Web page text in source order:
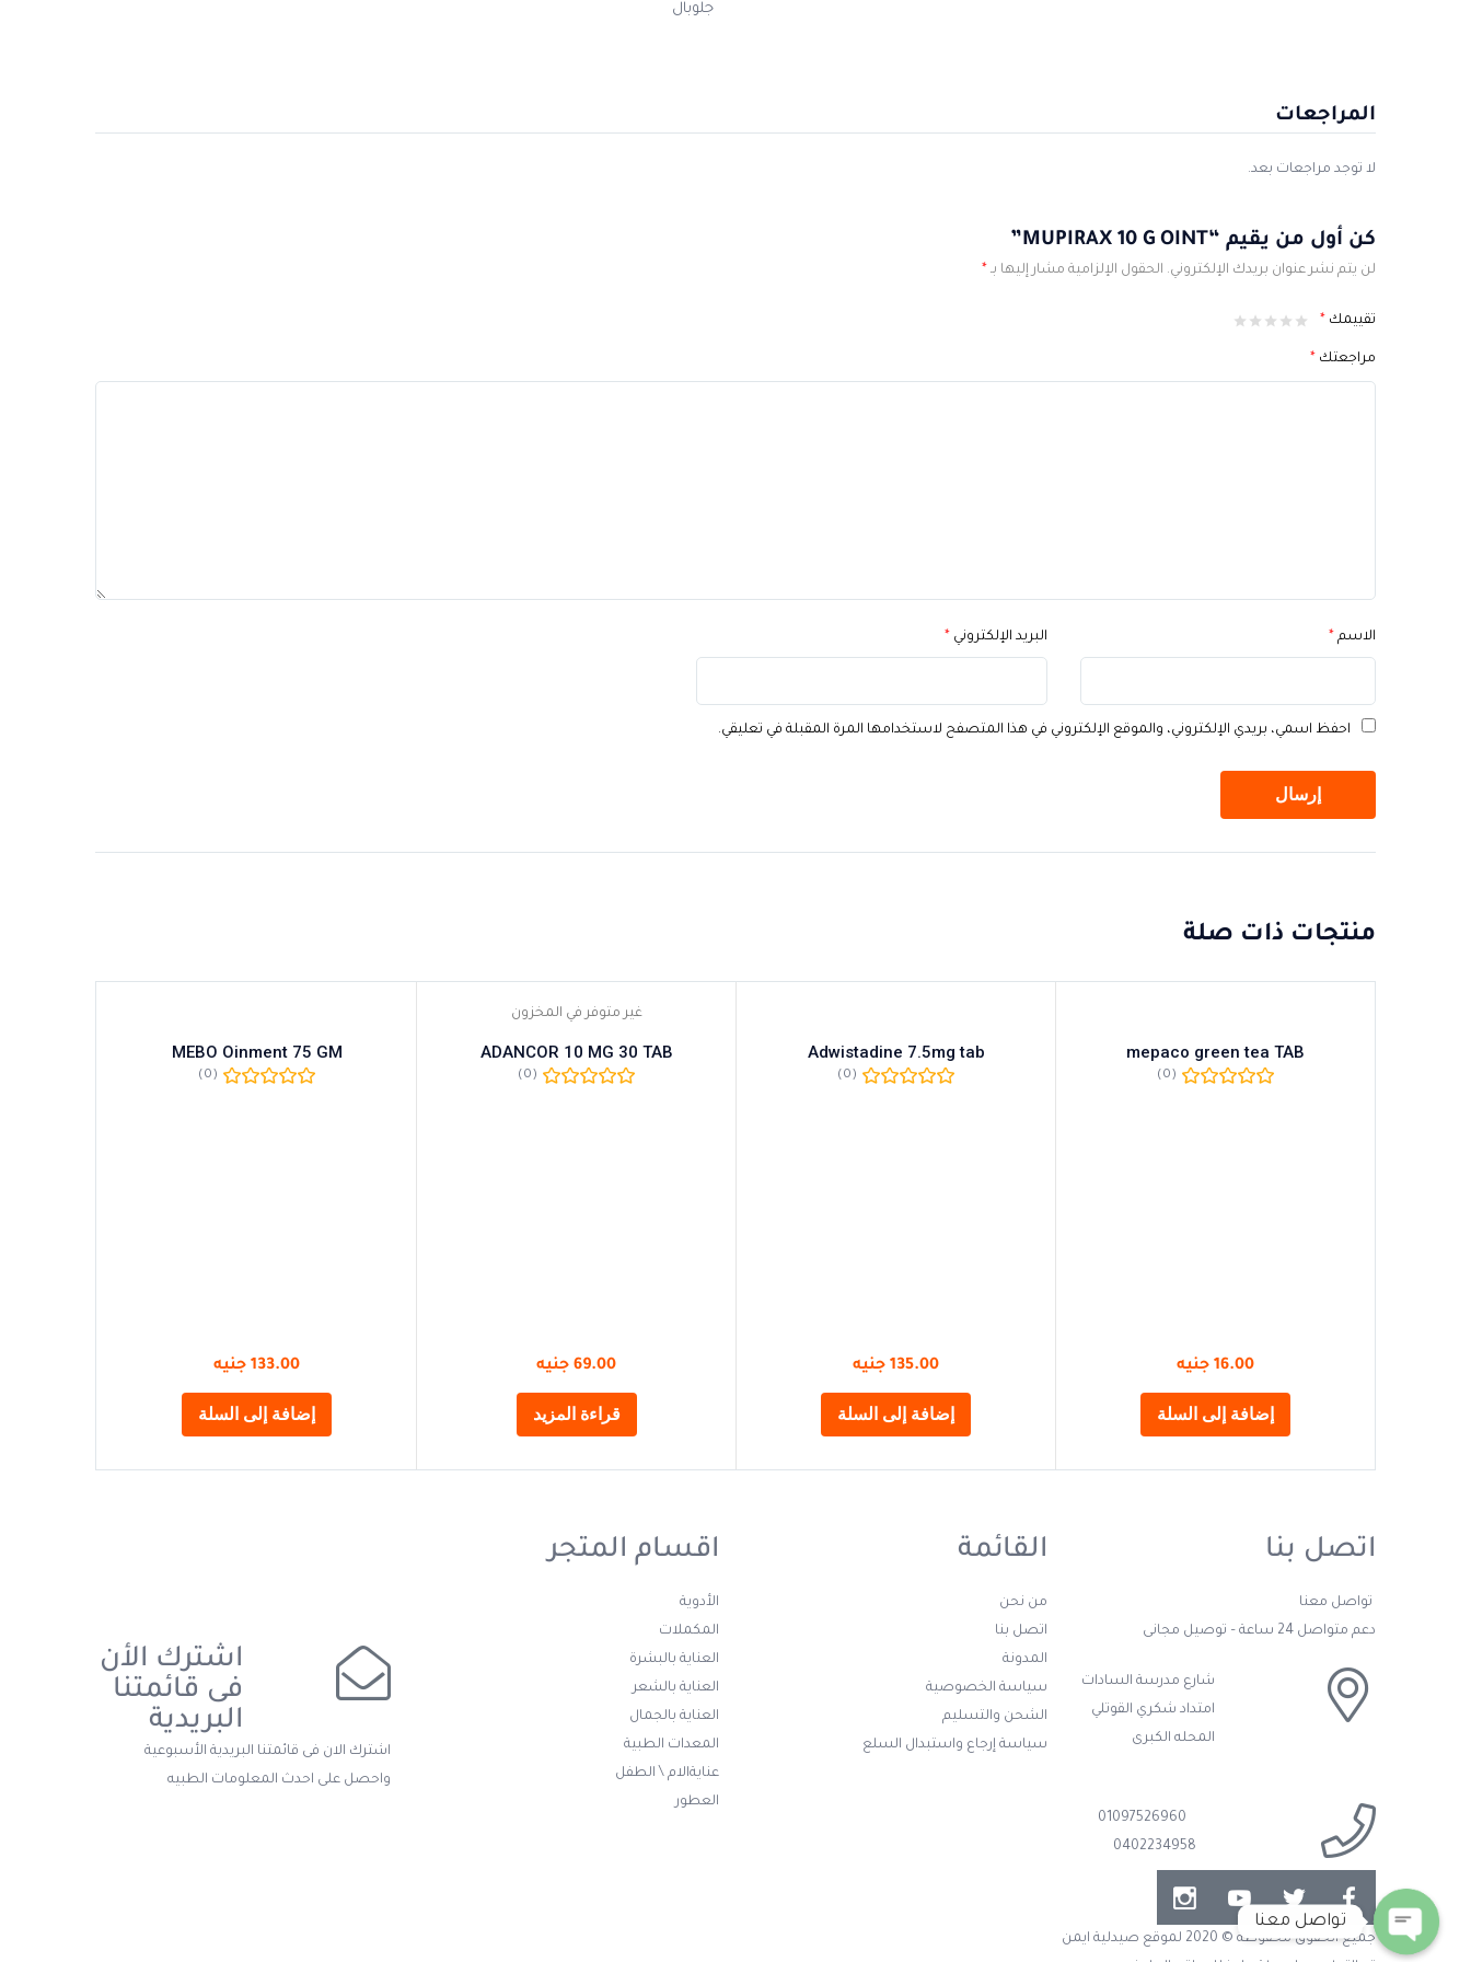
جلوبال
المراجعات
لا توجد مراجعات بعد.
كن أول من يقيم “MUPIRAX 10 G OINT”
لن يتم نشر عنوان بريدك الإلكتروني. الحقول الإلزامية مشار إليها بـ *
تقييمك *
مراجعتك *
الاسم * البريد الإلكتروني *
احفظ اسمي، بريدي الإلكتروني، والموقع الإلكتروني في هذا المتصفح لاستخدامها المرة المقبلة في تعليقي.
منتجات ذات صلة
mepaco green tea TAB
(0)
16.00 جنيه
إضافة إلى السلة
Adwistadine 7.5mg tab
(0)
135.00 جنيه
إضافة إلى السلة
غير متوفر في المخزون
ADANCOR 10 MG 30 TAB
(0)
69.00 جنيه
قراءة المزيد
MEBO Oinment 75 GM
(0)
133.00 جنيه
إضافة إلى السلة
اتصل بنا
تواصل معنا
دعم متواصل 24 ساعة – توصيل مجانى
شارع مدرسة السادات
امتداد شكري القوتلي
المحله الكبرى
01097526960
0402234958
القائمة
من نحن
اتصل بنا
المدونة
سياسة الخصوصية
الشحن والتسليم
سياسة إرجاع واستبدال السلع
اقسام المتجر
الأدوية
المكملات
العناية بالبشرة
العناية بالشعر
العناية بالجمال
المعدات الطبية
عنايةالام \ الطفل
العطور
اشترك الأن
فى قائمتنا
البريدية
اشترك الان فى قائمتنا البريدية الأسبوعية
واحصل على احدث المعلومات الطبيه
جميع الحقوق محفوظة © 2020 لموقع صيدلية ايمن
تواصل معنا